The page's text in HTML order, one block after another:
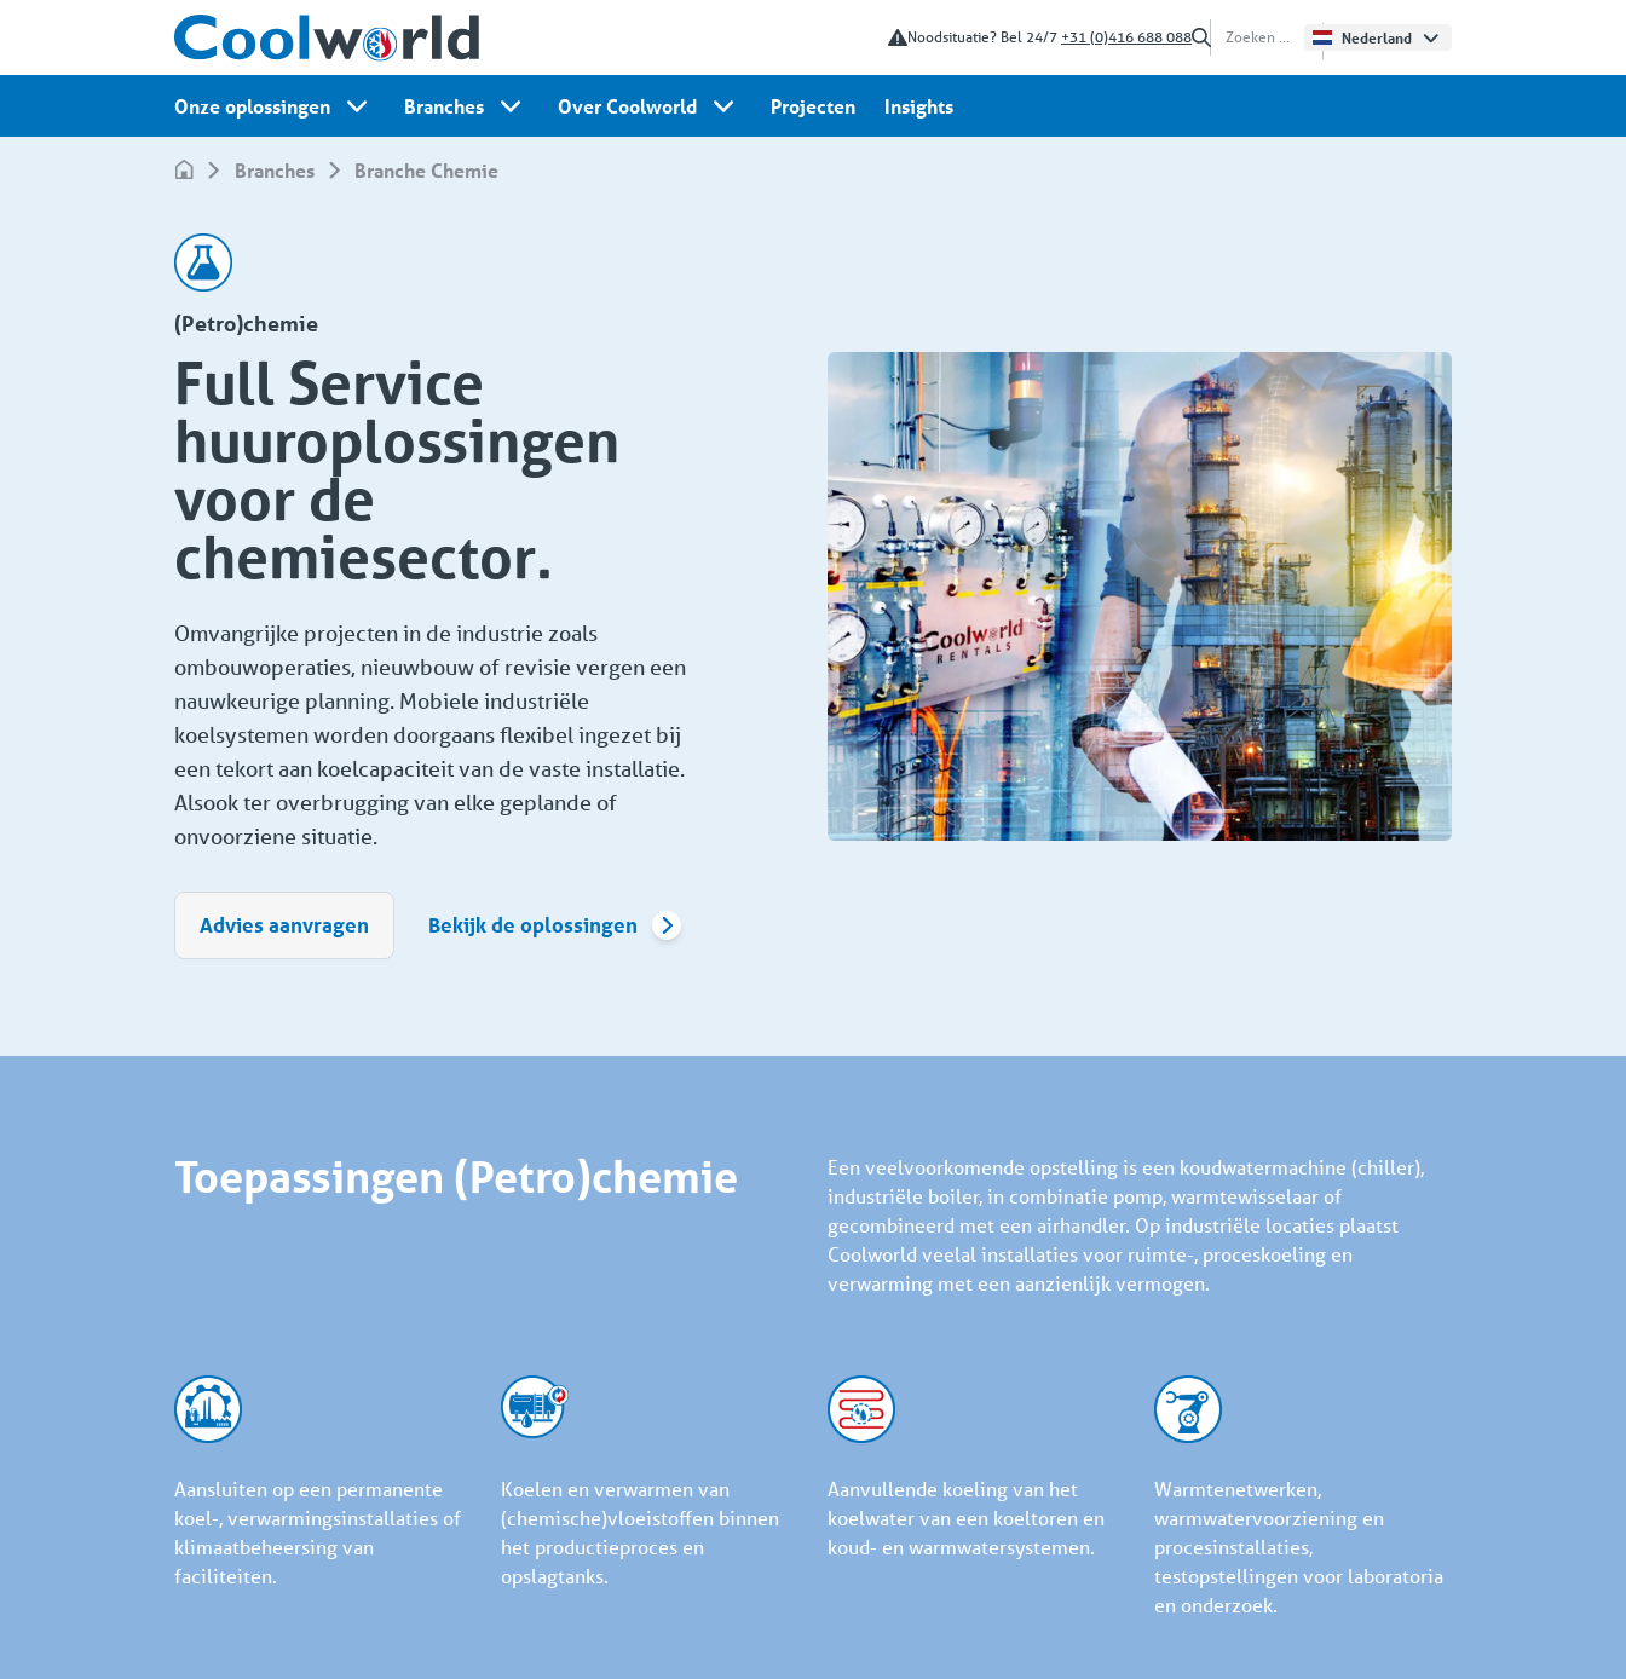
Noodsituatie? Bel 24/7 +31 (0)416 688 088 Nederland
Onze oplossingen Branches Over Coolworld Projecten Insights
Branches Branche Chemie
(Petro)chemie
Full Service
huuroplossingen
voor de
chemiesector.
Omvangrijke projecten in de industrie zoals
ombouwoperaties, nieuwbouw of revisie vergen een
nauwkeurige planning. Mobiele industriële
koelsystemen worden doorgaans flexibel ingezet bij
een tekort aan koelcapaciteit van de vaste installatie.
Alsook ter overbrugging van elke geplande of
onvoorziene situatie.
Advies aanvragen Bekijk de oplossingen
Toepassingen (Petro)chemie
Een veelvoorkomende opstelling is een koudwatermachine (chiller),
industriële boiler, in combinatie pomp, warmtewisselaar of
gecombineerd met een airhandler. Op industriële locaties plaatst
Coolworld veelal installaties voor ruimte-, proceskoeling en
verwarming met een aanzienlijk vermogen.
Aansluiten op een permanente
koel-, verwarmingsinstallaties of
klimaatbeheersing van
faciliteiten.
Koelen en verwarmen van
(chemische)vloeistoffen binnen
het productieproces en
opslagtanks.
Aanvullende koeling van het
koelwater van een koeltoren en
koud- en warmwatersystemen.
Warmtenetwerken,
warmwatervoorziening en
procesinstallaties,
testopstellingen voor laboratoria
en onderzoek.